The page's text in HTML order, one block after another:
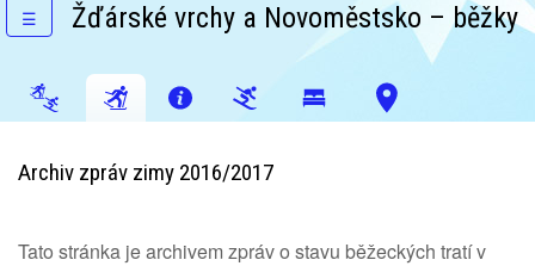
☰ Žďárské vrchy a Novoměstsko – běžky
Archiv zpráv zimy 2016/2017
Tato stránka je archivem zpráv o stavu běžeckých tratí v